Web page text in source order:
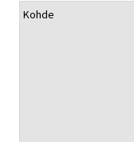
Kohde